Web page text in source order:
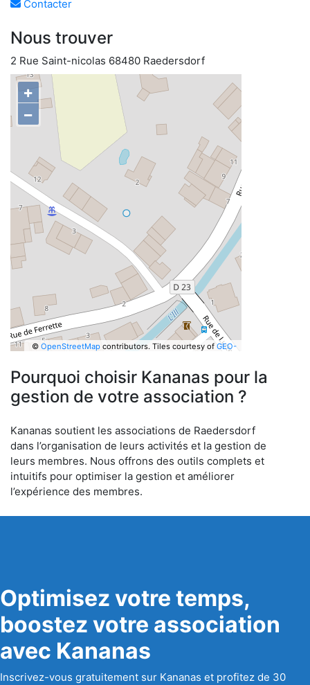
Contacter
Nous trouver
2 Rue Saint-nicolas 68480 Raedersdorf
+
−
© OpenStreetMapcontributors. Tiles courtesy of GEO-
Pourquoi choisir Kananas pour la
gestion de votre association ?
Kananas soutient les associations de Raedersdorf
dans l’organisation de leurs activités et la gestion de
leurs membres. Nous offrons des outils complets et
intuitifs pour optimiser la gestion et améliorer
l’expérience des membres.
Optimisez votre temps,
boostez votre association
avec Kananas
Inscrivez-vous gratuitement sur Kananas et profitez de 30